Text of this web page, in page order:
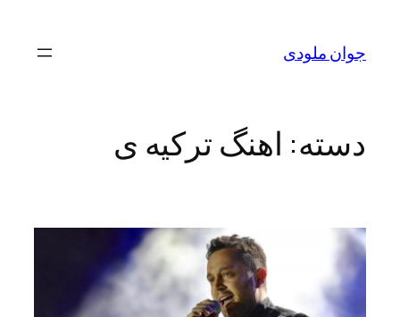
محتواجوان ملودی
دسته: اهنگ ترکیه ی